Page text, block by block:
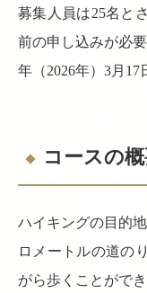
募集人員は25名と
前の申し込みが必
年（2026年）3月17
コースの
ハイキングの目的
ロメートルの道の
がら歩くことがで